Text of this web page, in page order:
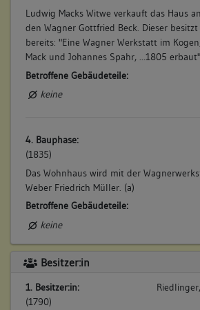
Ludwig Macks Witwe verkauft das Haus
den Wagner Gottfried Beck. Dieser
bereits: "Eine Wagner Werkstatt im
Mack und Johannes Spahr, ...1805
Betroffene Gebäudeteile:
keine
4. Bauphase:
(1835)
Das Wohnhaus wird mit der
Weber Friedrich Müller. (a)
Betroffene Gebäudeteile:
keine
5. Bauphase:
(1853)
Das Wohngebäude (Geb. Nr. 203) und die
Besitzer:in
1. Besitzer:in:
(1790)